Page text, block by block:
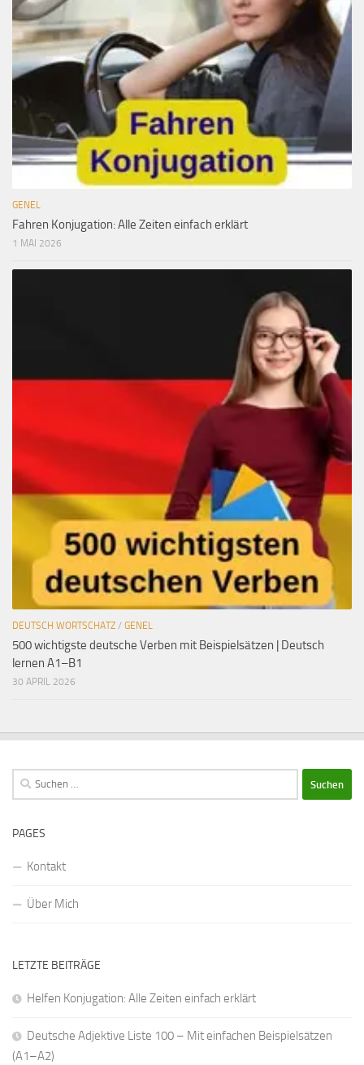
GENEL
Fahren Konjugation: Alle Zeiten einfach erklärt
1 MAI 2026
DEUTSCH WORTSCHATZ / GENEL
500 wichtigste deutsche Verben mit Beispielsätzen | Deutsch
lernen A1–B1
30 APRIL 2026
Suchen
nach:
PAGES
Kontakt
Über Mich
LETZTE BEITRÄGE
Helfen Konjugation: Alle Zeiten einfach erklärt
Deutsche Adjektive Liste 100 – Mit einfachen Beispielsätzen
(A1–A2)